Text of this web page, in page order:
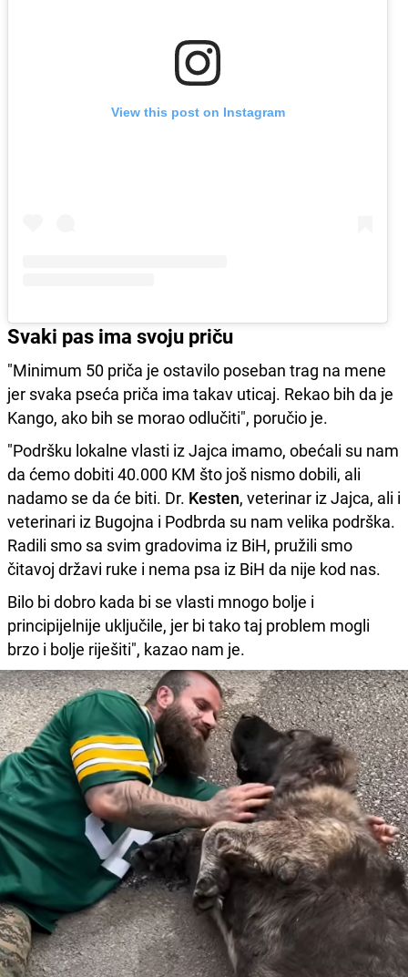
View this post on Instagram
Svaki pas ima svoju priču
"Minimum 50 priča je ostavilo poseban trag na mene
jer svaka pseća priča ima takav uticaj. Rekao bih da je
Kango, ako bih se morao odlučiti", poručio je.
"Podršku lokalne vlasti iz Jajca imamo, obećali su nam
da ćemo dobiti 40.000 KM što još nismo dobili, ali
nadamo se da će biti. Dr. Kesten, veterinar iz Jajca, ali i
veterinari iz Bugojna i Podbrda su nam velika podrška.
Radili smo sa svim gradovima iz BiH, pružili smo
čitavoj državi ruke i nema psa iz BiH da nije kod nas.
Bilo bi dobro kada bi se vlasti mnogo bolje i
principijelnije uključile, jer bi tako taj problem mogli
brzo i bolje riješiti", kazao nam je.